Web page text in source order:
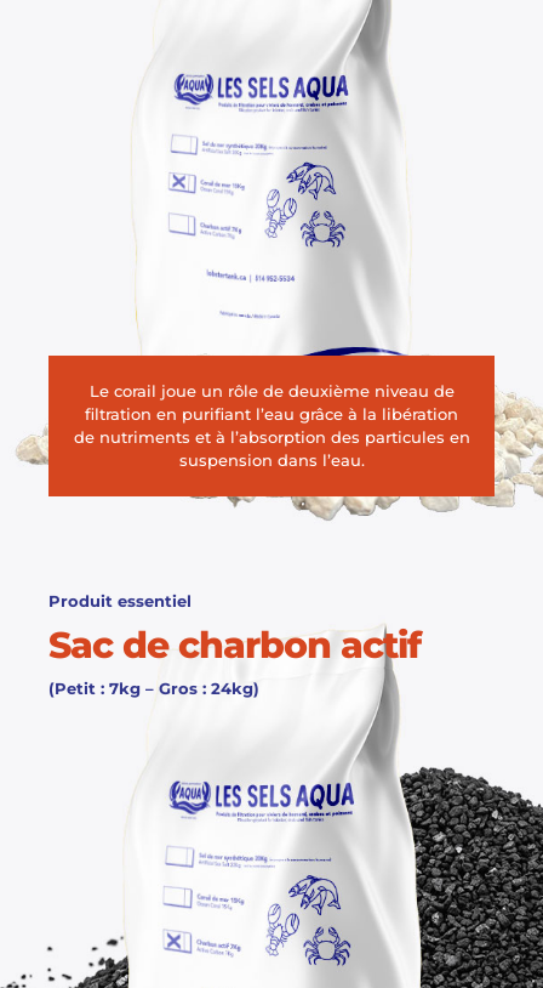
Le corail joue un rôle de deuxième niveau de
filtration en purifiant l’eau grâce à la libération
de nutriments et à l’absorption des particules en
suspension dans l’eau.
Produit essentiel
Sac de charbon actif
(Petit : 7kg – Gros : 24kg)